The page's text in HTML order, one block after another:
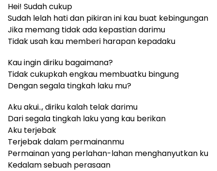
Hei! Sudah cukup
Sudah lelah hati dan pikiran ini kau buat kebingungan
Jika memang tidak ada kepastian darimu
Tidak usah kau memberi harapan kepadaku
Kau ingin diriku bagaimana?
Tidak cukupkah engkau membuatku bingung
Dengan segala tingkah laku mu?
Aku akui.., diriku kalah telak darimu
Dari segala tingkah laku yang kau berikan
Aku terjebak
Terjebak dalam permainanmu
Permainan yang perlahan-lahan menghanyutkan ku
Kedalam sebuah perasaan